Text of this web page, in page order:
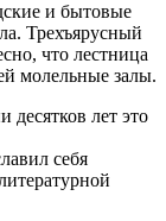
и бытовые
Трехъярусный
что лестница
молельные залы.
лет это
себя